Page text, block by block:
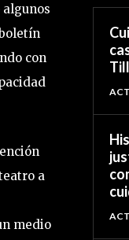
con
a
medio